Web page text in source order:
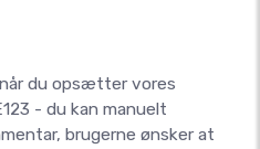
du opsætter vores
- du kan manuelt
brugerne ønsker at